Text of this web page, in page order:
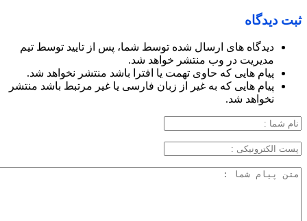
ثبت دیدگاه
دیدگاه های ارسال شده توسط شما، پس از تایید توسط تیم
مدیریت در وب منتشر خواهد شد.
پیام هایی که حاوی تهمت یا افترا باشد منتشر نخواهد شد.
پیام هایی که به غیر از زبان فارسی یا غیر مرتبط باشد منتشر
نخواهد شد.